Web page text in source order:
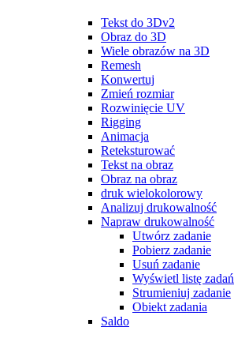
Tekst do 3Dv2
Obraz do 3D
Wiele obrazów na 3D
Remesh
Konwertuj
Zmień rozmiar
Rozwinięcie UV
Rigging
Animacja
Reteksturować
Tekst na obraz
Obraz na obraz
druk wielokolorowy
Analizuj drukowalność
Napraw drukowalność
Utwórz zadanie
Pobierz zadanie
Usuń zadanie
Wyświetl listę zadań
Strumieniuj zadanie
Obiekt zadania
Saldo